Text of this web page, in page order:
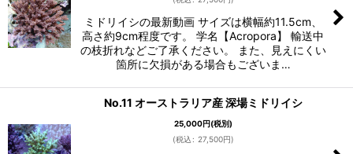
ミドリイシの最新動画 サイズは横幅約11.5cm、
高さ約9cm程度です。 学名【Acropora】 輸送中
の枝折れなどご了承ください。 また、見えにくい
箇所に欠損がある場合もございま…
No.11 オーストラリア産 深場ミドリイシ
25,000円(税別)
(税込 : 27,500円)